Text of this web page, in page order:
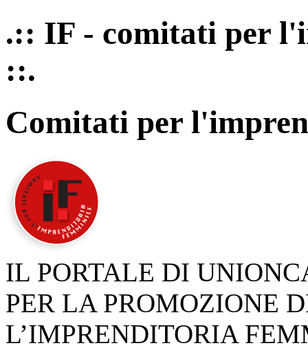
.:: IF - comitati per
::.
Comitati per
IL PORTALE DI
PER LA PROMOZIONE
L’IMPRENDITORIA